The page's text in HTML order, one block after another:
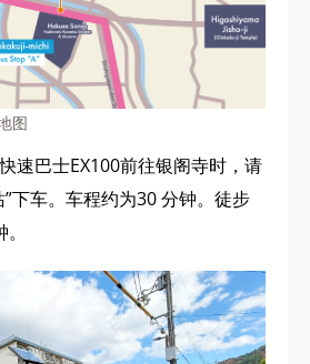
图
速巴士EX100前往银阁寺时，请
下车。车程约为30 分钟。徒步